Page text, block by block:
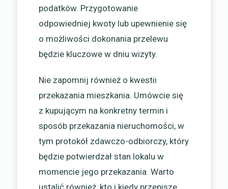
podatków. Przygotowanie
odpowiedniej kwoty lub upewnienie się
o możliwości dokonania przelewu
będzie kluczowe w dniu wizyty.
Nie zapomnij również o kwestii
przekazania mieszkania. Umówcie się
z kupującym na konkretny termin i
sposób przekazania nieruchomości, w
tym protokół zdawczo-odbiorczy, który
będzie potwierdzał stan lokalu w
momencie jego przekazania. Warto